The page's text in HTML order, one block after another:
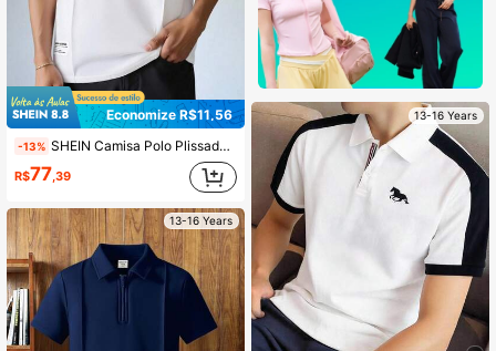
Economize R$11,56
-13% SHEIN Camisa Polo Plissada Branca com Silhueta Simples para Adolescentes, Casual, Universitária, Confortável, Elegante, Versátil, Tecido Macio, Adequada para Uso Diário, Escola, Passeios, Volta às Aulas, Ocasiões Formais, Festas
R$77,39
13-16 Years
13-16 Years